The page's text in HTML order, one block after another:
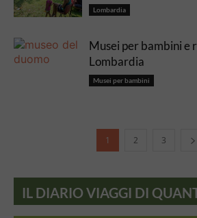
Lombardia
Musei per bambini e
Lombardia
Musei per bambini
1 2 3
IL DIARIO VIAGGI DI